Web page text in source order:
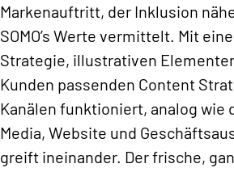
Markenauftritt, der Inklusion
SOMO’s Werte vermittelt. Mit
Strategie, illustrativen
Kunden passenden Content
Kanälen funktioniert, analog wie
Media, Website und
greift ineinander. Der frische,